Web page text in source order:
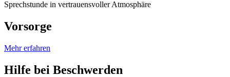
Sprechstunde in vertrauensvoller Atmosphäre
Vorsorge
Mehr erfahren
Hilfe bei Beschwerden